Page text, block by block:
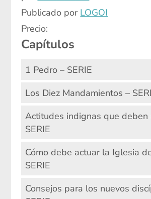
Publicado por LOGOI
Precio:
Capítulos
1 Pedro – SERIE
Los Diez Mandamientos –
Actitudes indignas que deben
SERIE
Cómo debe actuar la Iglesia
SERIE
Consejos para los nuevos